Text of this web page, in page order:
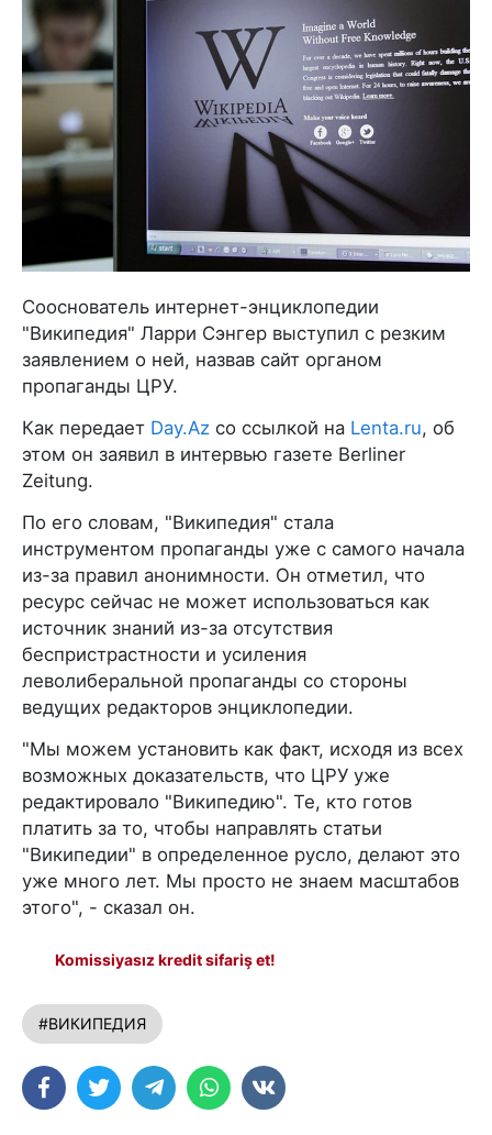
Сооснователь интернет-энциклопедии
"Википедия" Ларри Сэнгер выступил с резким
заявлением о ней, назвав сайт органом
пропаганды ЦРУ.
Как передает Day.Az со ссылкой на Lenta.ru, об
этом он заявил в интервью газете Berliner
Zeitung.
По его словам, "Википедия" стала
инструментом пропаганды уже с самого начала
из-за правил анонимности. Он отметил, что
ресурс сейчас не может использоваться как
источник знаний из-за отсутствия
беспристрастности и усиления
леволиберальной пропаганды со стороны
ведущих редакторов энциклопедии.
"Мы можем установить как факт, исходя из всех
возможных доказательств, что ЦРУ уже
редактировало "Википедию". Те, кто готов
платить за то, чтобы направлять статьи
"Википедии" в определенное русло, делают это
уже много лет. Мы просто не знаем масштабов
этого", - сказал он.
Komissiyasız kredit sifariş et!
#ВИКИПЕДИЯ